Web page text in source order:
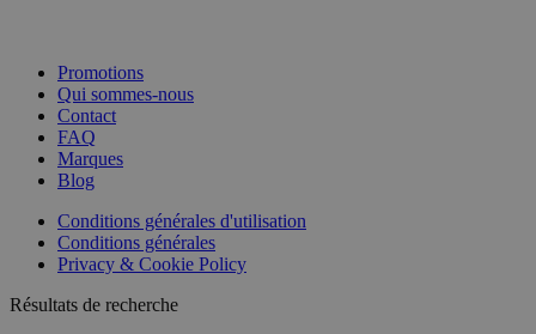
Promotions
Qui sommes-nous
Contact
FAQ
Marques
Blog
Conditions générales d'utilisation
Conditions générales
Privacy & Cookie Policy
Résultats de recherche